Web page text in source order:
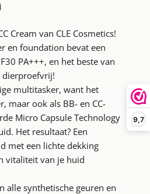
9,7
Cream van CLE Cosmetics!
en foundation bevat een
PA+++, en het beste van
dierproefvrij!
multitasker, want het
maar ook als BB- en CC-
Micro Capsule Technology
Het resultaat? Een
met een lichte dekking
vitaliteit van je huid
alle synthetische geuren en